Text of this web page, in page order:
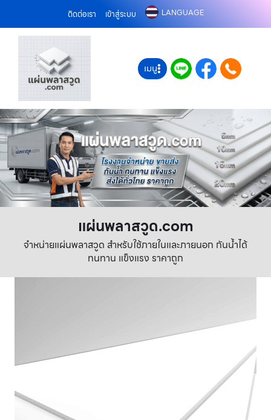
ติดต่อเรา เข้าสู่ระบบ LANGUAGE
เมนู
แผ่นพลาสวูด.com
จำหน่ายแผ่นพลาสวูด สำหรับใช้ภายในและภายนอก กันน้ำได้
ทนทาน แข็งแรง ราคาถูก